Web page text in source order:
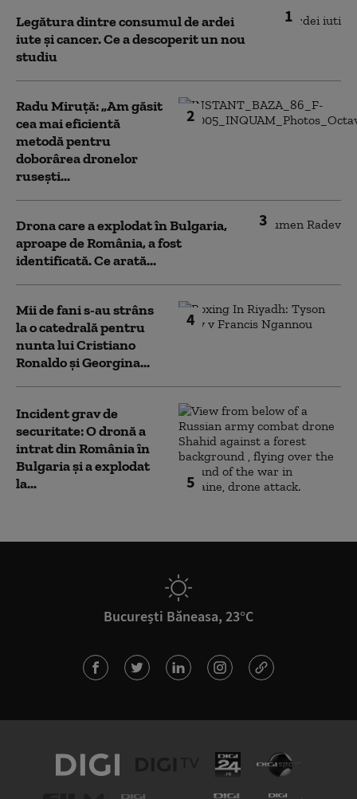
1
Legătura dintre consumul de ardei
iute și cancer. Ce a descoperit un nou
studiu
2
Radu Miruță: „Am găsit
cea mai eficientă
metodă pentru
doborârea dronelor
rusești...
3
Drona care a explodat în Bulgaria,
aproape de România, a fost
identificată. Ce arată...
4
Mii de fani s-au strâns
la o catedrală pentru
nunta lui Cristiano
Ronaldo şi Georgina...
5
Incident grav de
securitate: O dronă a
intrat din România în
Bulgaria şi a explodat
la...
București Băneasa, 23°C